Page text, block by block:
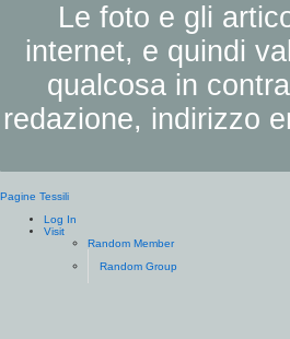
Le foto e gli
internet, e quindi
qualcosa in
redazione, indirizzo
Pagine Tessili
Log In
Visit
Random Member
Random Group